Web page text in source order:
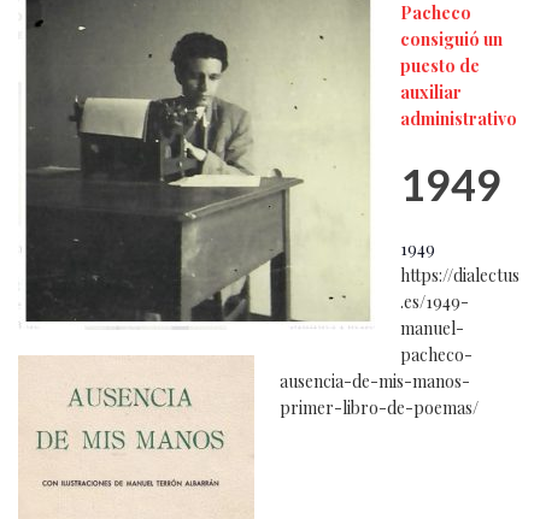
Pacheco
consiguió un
puesto de
auxiliar
administrativo
1949
1949
https://dialectus
.es/1949-
manuel-
pacheco-
ausencia-de-mis-manos-
primer-libro-de-poemas/